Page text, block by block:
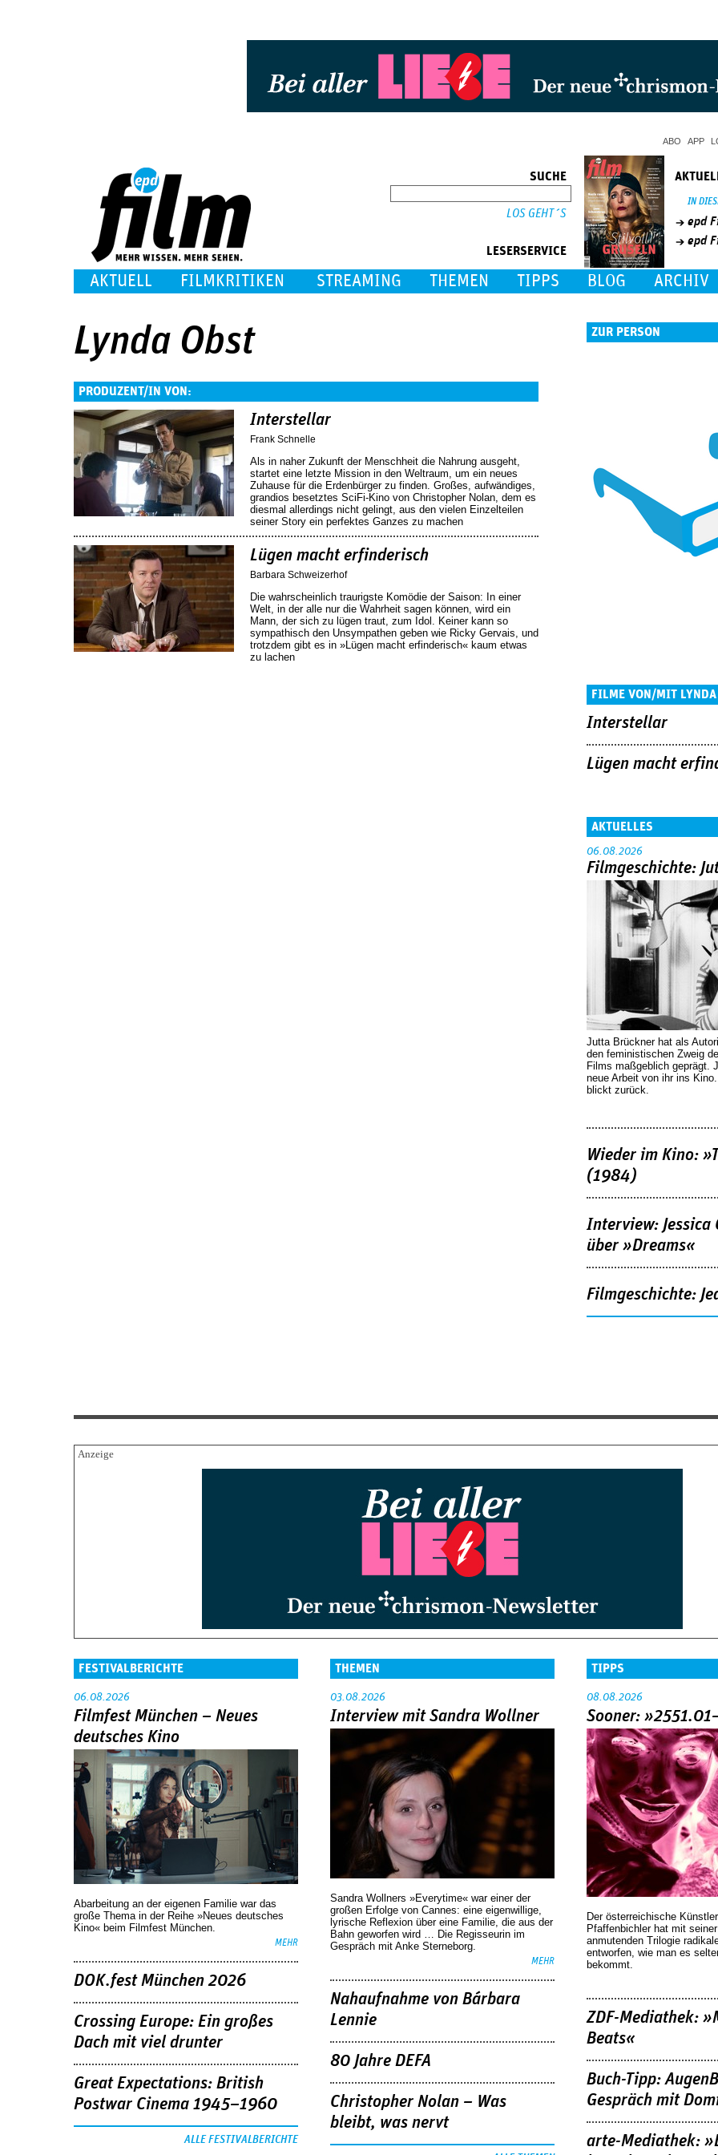
ABO APP
SUCHE
LESERSERVICE
IN
epd
epd
AKTUELL FILMKRITIKEN STREAMING THEMEN TIPPS BLOG ARCHIV
Lynda Obst
PRODUZENT/IN VON:
Interstellar
Frank Schnelle
Als in naher Zukunft der Menschheit die Nahrung ausgeht,
startet eine letzte Mission in den Weltraum, um ein neues
Zuhause für die Erdenbürger zu finden. Großes, aufwändiges,
grandios besetztes SciFi-Kino von Christopher Nolan, dem es
diesmal allerdings nicht gelingt, aus den vielen Einzelteilen
seiner Story ein perfektes Ganzes zu machen
Lügen macht erfinderisch
Barbara Schweizerhof
Die wahrscheinlich traurigste Komödie der Saison: In einer
Welt, in der alle nur die Wahrheit sagen können, wird ein
Mann, der sich zu lügen traut, zum Idol. Keiner kann so
sympathisch den Unsympathen geben wie Ricky Gervais, und
trotzdem gibt es in »Lügen macht erfinderisch« kaum etwas
zu lachen
ZUR PERSON
FILME VON/MIT LYNDA
Interstellar
Lügen macht
AKTUELLES
06.08.2026
Filmgeschichte:
Jutta Brückner hat als
den feministischen Zweig
Films maßgeblich geprägt.
neue Arbeit von ihr ins
blickt zurück.
Wieder im Kino:
(1984)
Interview: Jessica
über »Dreams«
Filmgeschichte:
FESTIVALBERICHTE
06.08.2026
Filmfest München – Neues
deutsches Kino
Abarbeitung an der eigenen Familie war das
große Thema in der Reihe »Neues deutsches
Kino« beim Filmfest München.
MEHR
DOK.fest München 2026
Crossing Europe: Ein großes
Dach mit viel drunter
Great Expectations: British
Postwar Cinema 1945–1960
ALLE FESTIVALBERICHTE
THEMEN
03.08.2026
Interview mit Sandra Wollner
Sandra Wollners »Everytime« war einer der
großen Erfolge von Cannes: eine eigenwillige,
lyrische Reflexion über eine ­Familie, die aus der
Bahn geworfen wird … Die Regisseurin im
Gespräch mit Anke Sterneborg.
MEHR
Nahaufnahme von Bárbara
Lennie
80 Jahre DEFA
Christopher Nolan – Was
bleibt, was nervt
TIPPS
08.08.2026
Sooner:
Der österreichische
Pfaffenbichler hat mit
anmutenden Trilogie
entworfen, wie man es
bekommt.
ZDF-Mediathek:
Beats«
Buch-Tipp:
Gespräch mit
arte-Mediathek: